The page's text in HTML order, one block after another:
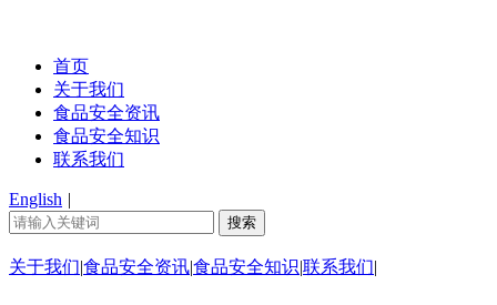
首页
关于我们
食品安全资讯
食品安全知识
联系我们
English |
关于我们|食品安全资讯|食品安全知识|联系我们|